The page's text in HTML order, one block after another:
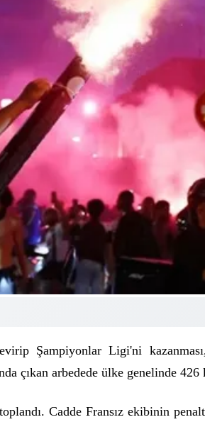
Şampiyonlar Ligi'ni
çıkan arbedede ülke genelinde 426
Cadde Fransız ekibinin